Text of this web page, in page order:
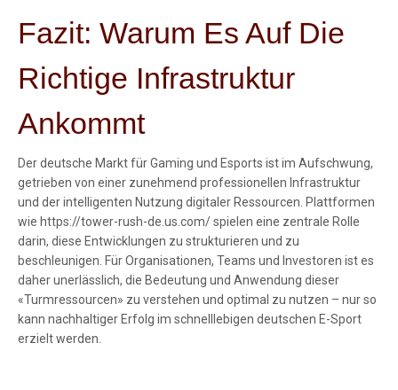
Fazit: Warum Es Auf Die
Richtige Infrastruktur
Ankommt
Der deutsche Markt für Gaming und Esports ist im Aufschwung,
getrieben von einer zunehmend professionellen Infrastruktur
und der intelligenten Nutzung digitaler Ressourcen. Plattformen
wie https://tower-rush-de.us.com/ spielen eine zentrale Rolle
darin, diese Entwicklungen zu strukturieren und zu
beschleunigen. Für Organisationen, Teams und Investoren ist es
daher unerlässlich, die Bedeutung und Anwendung dieser
«Turmressourcen» zu verstehen und optimal zu nutzen – nur so
kann nachhaltiger Erfolg im schnelllebigen deutschen E-Sport
erzielt werden.